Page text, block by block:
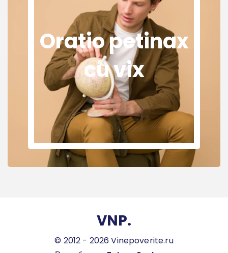
Oratio petinax
cu vix
VNP.
© 2012 - 2026 Vinepoverite.ru